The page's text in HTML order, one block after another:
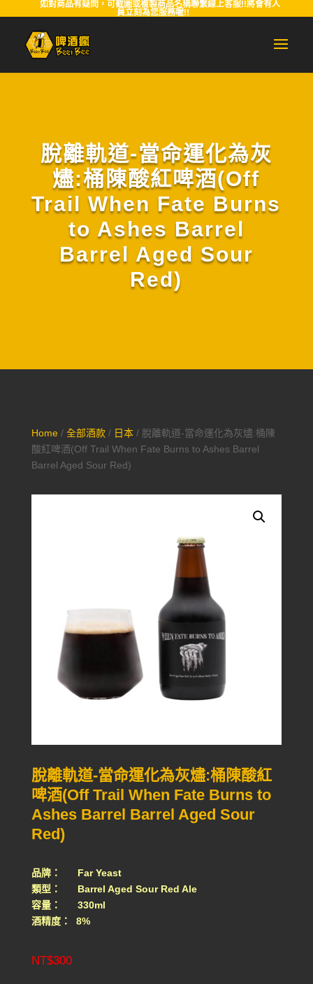
如對商品有疑問，可截圖或複製商品名稱聯繫線上客服!!將會有人
員立刻為您服務喔!!
脫離軌道-當命運化為灰
燼:桶陳酸紅啤酒(Off
Trail When Fate Burns
to Ashes Barrel
Barrel Aged Sour
Red)
Home/ 全部酒款/ 日本/ 脫離軌道-當命運化為灰燼:桶陳
酸紅啤酒(Off Trail When Fate Burns to Ashes Barrel
Barrel Aged Sour Red)
脫離軌道-當命運化為灰燼:桶陳酸紅
啤酒(Off Trail When Fate Burns to
Ashes Barrel Barrel Aged Sour
Red)
品牌： Far Yeast
類型： Barrel Aged Sour Red Ale
容量： 330ml
酒精度： 8%
NT$300